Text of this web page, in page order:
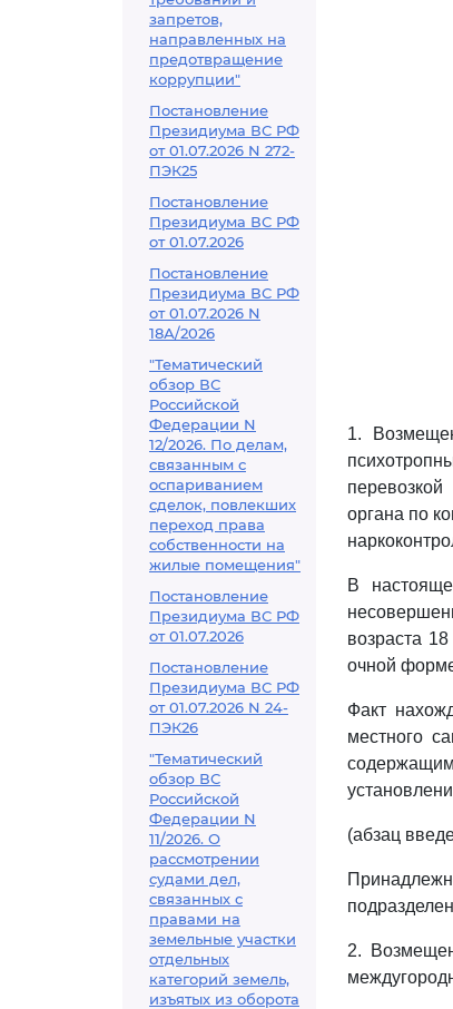
запретов,
направленных на
предотвращение
коррупции"
Постановление
Президиума ВС РФ
от 01.07.2026 N 272-
ПЭК25
Постановление
Президиума ВС РФ
от 01.07.2026
Постановление
Президиума ВС РФ
от 01.07.2026 N
18А/2026
"Тематический
обзор ВС
Российской
Федерации N
12/2026. По делам,
связанным с
оспариванием
сделок, повлекших
переход права
собственности на
жилые помещения"
Постановление
Президиума ВС РФ
от 01.07.2026
Постановление
Президиума ВС РФ
от 01.07.2026 N 24-
ПЭК26
"Тематический
обзор ВС
Российской
Федерации N
11/2026. О
рассмотрении
судами дел,
связанных с
правами на
земельные участки
отдельных
категорий земель,
изъятых из оборота
1.
органа по
В
возраста
очной
Факт
местного
(абзац
2.